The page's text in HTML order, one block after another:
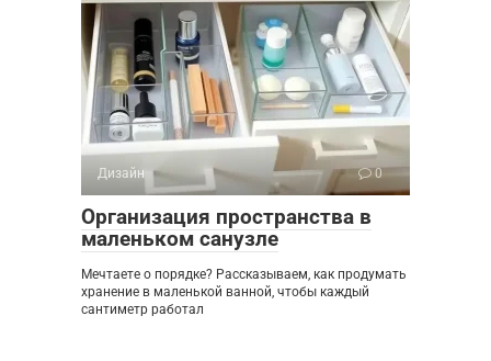
Дизайн 0
Организация пространства в
маленьком санузле
Мечтаете о порядке? Рассказываем, как продумать
хранение в маленькой ванной, чтобы каждый
сантиметр работал